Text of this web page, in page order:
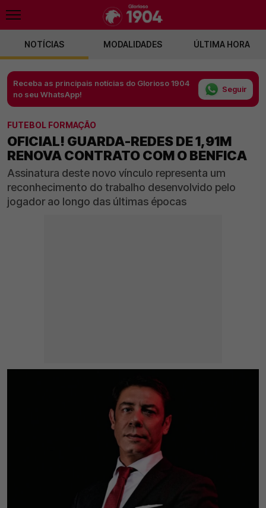
NOTÍCIAS MODALIDADES ÚLTIMA HORA
Receba as principais notícias do Glorioso 1904
no seu WhatsApp!
Seguir
FUTEBOL FORMAÇÃO
OFICIAL! GUARDA-REDES DE 1,91M
RENOVA CONTRATO COM O BENFICA
Assinatura deste novo vínculo representa um
reconhecimento do trabalho desenvolvido pelo
jogador ao longo das últimas épocas